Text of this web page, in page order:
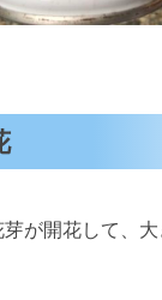
が開花して、大